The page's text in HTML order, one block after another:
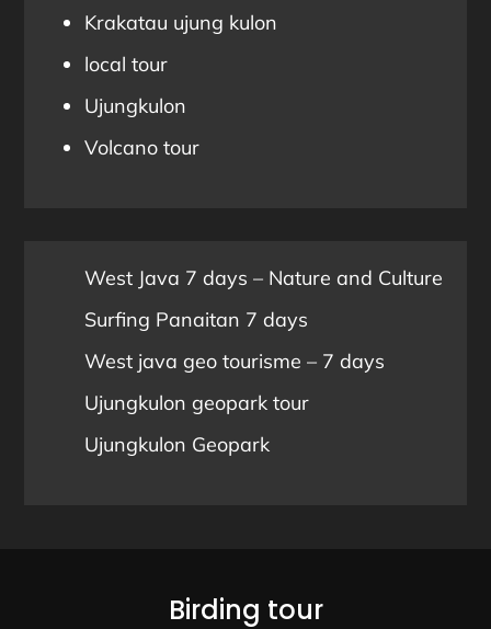
Krakatau ujung kulon
local tour
Ujungkulon
Volcano tour
West Java 7 days – Nature and Culture
Surfing Panaitan 7 days
West java geo tourisme – 7 days
Ujungkulon geopark tour
Ujungkulon Geopark
Birding tour